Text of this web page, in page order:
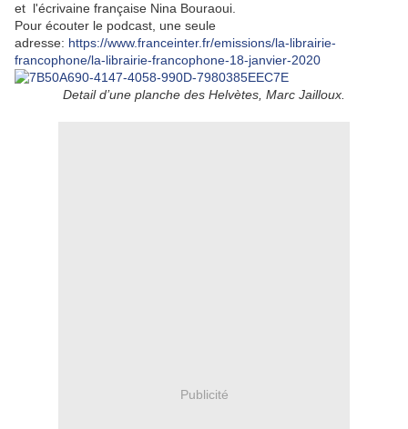
et l'écrivaine française Nina Bouraoui.
Pour écouter le podcast, une seule
adresse: https://www.franceinter.fr/emissions/la-librairie-
francophone/la-librairie-francophone-18-janvier-2020
Detail d’une planche des Helvètes, Marc Jailloux.
Publicité